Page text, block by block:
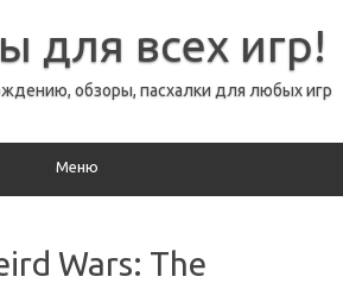
для всех игр!
обзоры, пасхалки для любых игр
Меню
Wars: The